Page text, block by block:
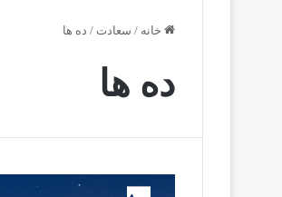
خانه / سعادت / ده ها
ده ها